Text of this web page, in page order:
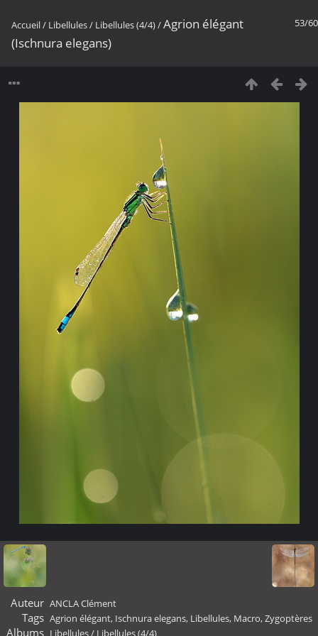
53/60
Accueil/ Libellules/ Libellules (4/4)/Agrion élégant
(Ischnura elegans)
Auteur ANCLA Clément
Tags Agrion élégant, Ischnura elegans, Libellules, Macro,Zygoptères
Albums Libellules/ Libellules (4/4)